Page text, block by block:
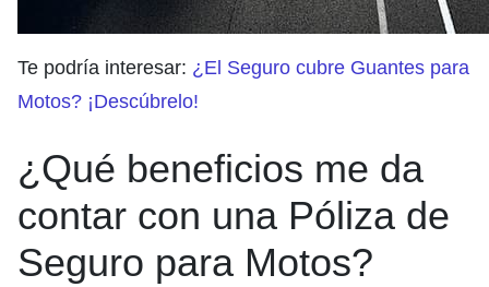
Te podría interesar: ¿El Seguro cubre Guantes para
Motos? ¡Descúbrelo!
¿Qué beneficios me da
contar con una Póliza de
Seguro para Motos?